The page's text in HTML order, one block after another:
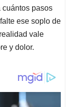
cuántos pasos
ese soplo de
vale
y dolor.